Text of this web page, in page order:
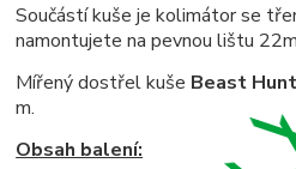
Součástí kuše je kolimátor se
namontujete na pevnou lištu
Mířený dostřel kuše Beast
m.
Obsah balení: